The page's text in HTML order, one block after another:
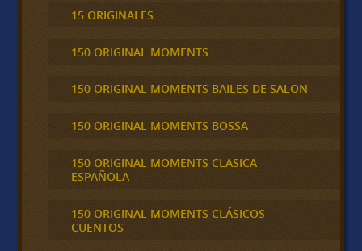
15 ORIGINALES
150 ORIGINAL MOMENTS
150 ORIGINAL MOMENTS BAILES DE SALON
150 ORIGINAL MOMENTS BOSSA
150 ORIGINAL MOMENTS CLASICA
ESPAÑOLA
150 ORIGINAL MOMENTS CLÁSICOS
CUENTOS